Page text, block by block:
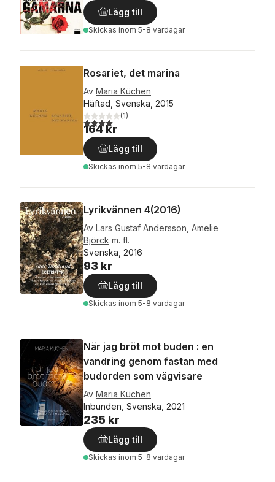
Lägg till
Skickas inom 5-8 vardagar
Rosariet, det marina
Av Maria Küchen
Häftad, Svenska, 2015
4,0utav 5 stjärnor. Totalt antal röster:
(1)
164 kr
Lägg till
Skickas inom 5-8 vardagar
Lyrikvännen 4(2016)
Av Lars Gustaf Andersson Amelie
Björck m. fl.
Svenska, 2016
93 kr
Lägg till
Skickas inom 5-8 vardagar
När jag bröt mot buden : en
vandring genom fastan med
budorden som vägvisare
Av Maria Küchen
Inbunden, Svenska, 2021
235 kr
Lägg till
Skickas inom 5-8 vardagar